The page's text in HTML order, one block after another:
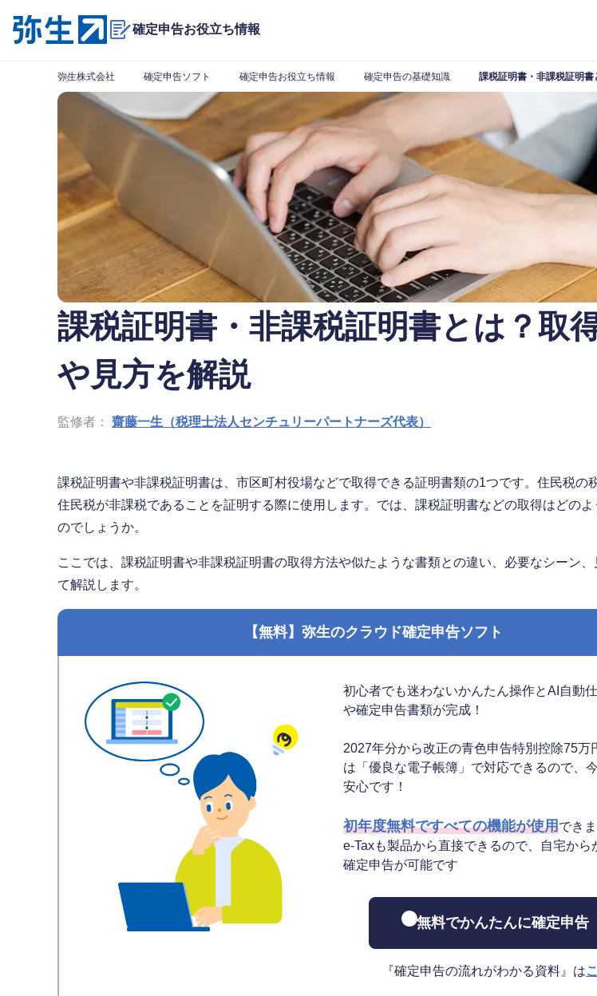
確定申告お役立ち情報
弥生株式会社 確定申告ソフト 確定申告お役立ち情報 確定申告の基礎知識 課税証明書・非課税証明
課税証明書・非課税証明書とは？取
や見方を解説
監修者： 齋藤一生（税理士法人センチュリーパートナーズ代表）
課税証明書や非課税証明書は、市区町村役場などで取得できる証明書類の1つです。住民税の
住民税が非課税であることを証明する際に使用します。では、課税証明書などの取得はどの
のでしょうか。
ここでは、課税証明書や非課税証明書の取得方法や似たような書類との違い、必要なシーン
て解説します。
【無料】弥生のクラウド確定申告ソフト
初心者でも迷わないかんたん操作とAI自動
や確定申告書類が完成！
2027年分から改正の青色申告特別控除75万
は「優良な電子帳簿」で対応できるので、
安心です！
初年度無料ですべての機能が使用できま
e-Taxも製品から直接できるので、自宅から
確定申告が可能です
無料でかんたんに確定申告
『確定申告の流れがわかる資料』は